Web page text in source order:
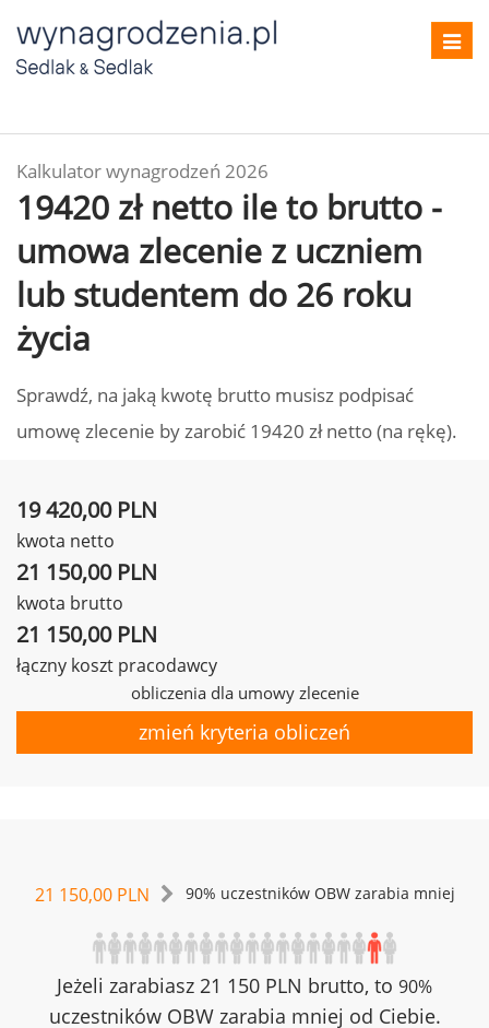
Kalkulator wynagrodzeń 2026
19420 zł netto ile to brutto -
umowa zlecenie z uczniem
lub studentem do 26 roku
życia
Sprawdź, na jaką kwotę brutto musisz podpisać
umowę zlecenie by zarobić 19420 zł netto (na rękę).
19 420,00 PLN
kwota netto
21 150,00 PLN
kwota brutto
21 150,00 PLN
łączny koszt pracodawcy
obliczenia dla umowy zlecenie
zmień kryteria obliczeń
21 150,00 PLN 90% uczestników OBW zarabia mniej
Jeżeli zarabiasz 21 150 PLN brutto, to 90%
uczestników OBW zarabia mniej od Ciebie.